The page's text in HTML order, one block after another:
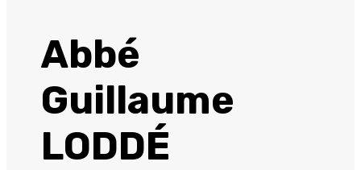
Abbé
Guillaume
LODDÉ